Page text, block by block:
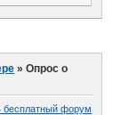
»Опрос о
бесплатный форум